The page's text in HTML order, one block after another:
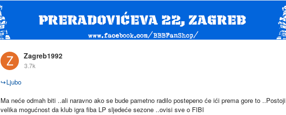
Zagreb1992
3.7k
↪Ljubo
Ma neće odmah biti ..ali naravno ako se bude pametno radilo postepeno će ići prema gore to ..Postoji
velika mogućnost da klub igra fiba LP sljedeće sezone ..ovisi sve o FIBI